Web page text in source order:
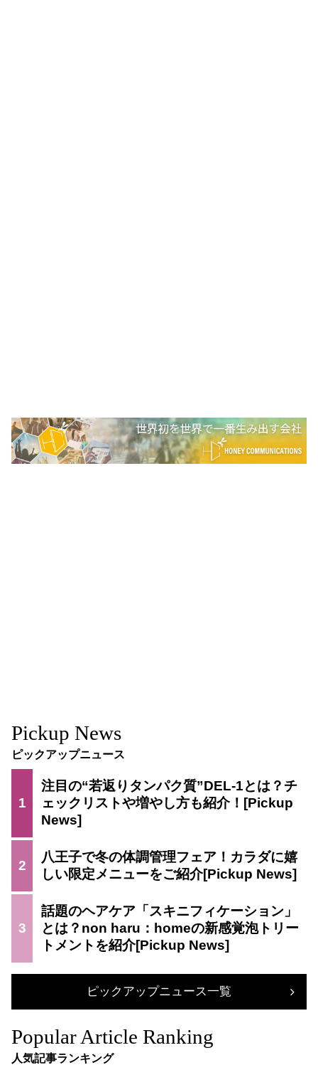
Pickup News
ピックアップニュース
1
注目の“若返りタンパク質”DEL-1とは？チ
ェックリストや増やし方も紹介！
2
八王子で冬の体調管理フェア！カラダに嬉
しい限定メニューをご紹介
3
話題のヘアケア「スキニフィケーション」
とは？non haru：homeの新感覚泡トリー
トメントを紹介
ピックアップニュース一覧
Popular Article Ranking
人気記事ランキング